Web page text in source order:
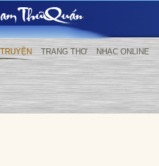
TRANG THƠ NHẠC ONLINE